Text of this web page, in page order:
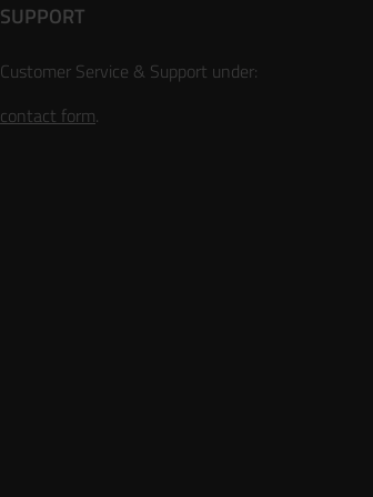
SUPPORT
Customer Service & Support under:
contact form.